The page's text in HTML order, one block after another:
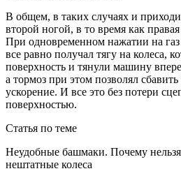
В общем, в таких случаях и
второй ногой, в то время как
При одновременном нажатии на
все равно получал тягу на колеса,
поверхность и тянули машину
а тормоз при этом позволял
ускорение. И все это без потери
поверхностью.
Статья по теме
Неудобные башмаки. Почему нельзя
нештатные колеса